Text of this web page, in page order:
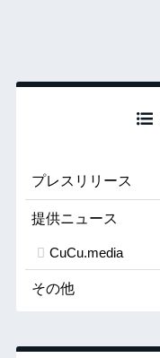
プレスリリース
提供ニュース
CuCu.media
その他